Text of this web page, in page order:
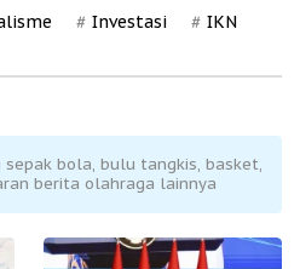
Investasi IKN
bola, bulu tangkis, basket,
berita olahraga lainnya